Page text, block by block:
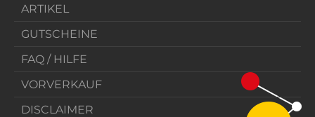
ARTIKEL
GUTSCHEINE
FAQ / HILFE
VORVERKAUF
DISCLAIMER